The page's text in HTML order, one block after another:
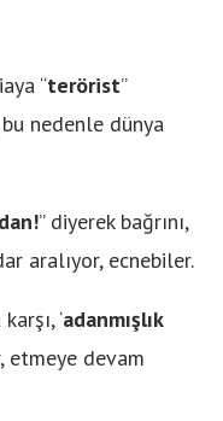
“terörist”
nedenle dünya
” diyerek bağrını,
aralıyor, ecnebiler.
‘adanmışlık
devam